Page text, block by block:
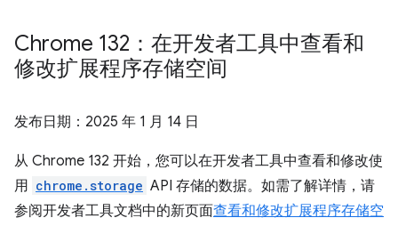
Chrome 132：在开发者工具中查看和
修改扩展程序存储空间
发布日期： 2025 年 1 月 14 日
从 Chrome 132 开始，您可以在开发者工具中查看和修改使
用 chrome.storage API 存储的数据。如需了解详情，请
参阅开发者工具文档中的新页面查看和修改扩展程序存储空